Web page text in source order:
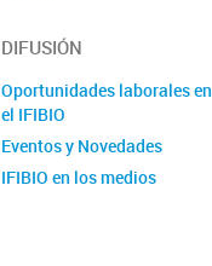
DIFUSIÓN
Oportunidades laborales en
el IFIBIO
Eventos y Novedades
IFIBIO en los medios